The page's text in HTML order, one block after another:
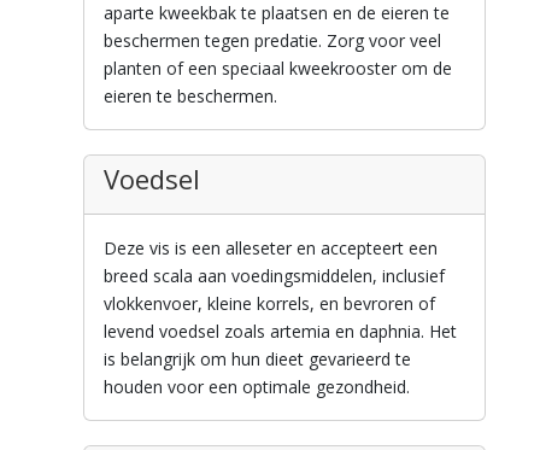
aparte kweekbak te plaatsen en de eieren te
beschermen tegen predatie. Zorg voor veel
planten of een speciaal kweekrooster om de
eieren te beschermen.
Voedsel
Deze vis is een alleseter en accepteert een
breed scala aan voedingsmiddelen, inclusief
vlokkenvoer, kleine korrels, en bevroren of
levend voedsel zoals artemia en daphnia. Het
is belangrijk om hun dieet gevarieerd te
houden voor een optimale gezondheid.